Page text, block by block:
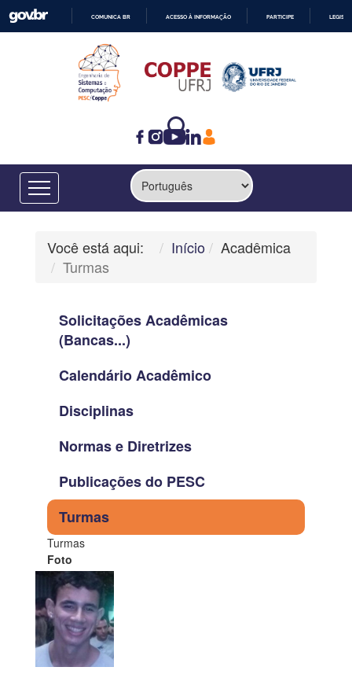
CONTEÚDO
COMUNICA BR ACESSO À INFORMAÇÃO PARTICIPE
Você está aqui: Início
Acadêmica
Turmas
Solicitações Acadêmicas
(Bancas...)
Calendário Acadêmico
Disciplinas
Normas e Diretrizes
Publicações do PESC
Turmas
Turmas
Foto